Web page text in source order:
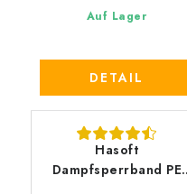
Auf Lager
DETAIL
Hasoft
Dampfsperrband PE